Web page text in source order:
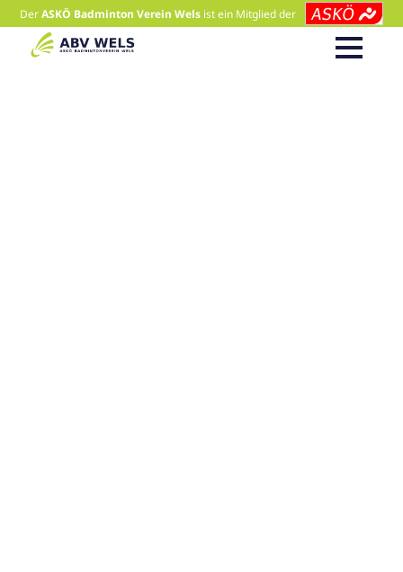
DerASKÖ Badminton Verein Wels ist ein Mitglied der